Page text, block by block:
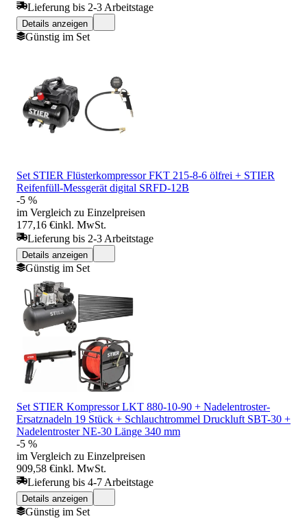
Lieferung bis 2-3 Arbeitstage
Details anzeigen
Günstig im Set
Set STIER Flüsterkompressor FKT 215-8-6 ölfrei + STIER
Reifenfüll-Messgerät digital SRFD-12B
-5 %
im Vergleich zu Einzelpreisen
177,16 €inkl. MwSt.
Lieferung bis 2-3 Arbeitstage
Details anzeigen
Günstig im Set
Set STIER Kompressor LKT 880-10-90 + Nadelentroster-
Ersatznadeln 19 Stück + Schlauchtrommel Druckluft SBT-30 +
Nadelentroster NE-30 Länge 340 mm
-5 %
im Vergleich zu Einzelpreisen
909,58 €inkl. MwSt.
Lieferung bis 4-7 Arbeitstage
Details anzeigen
Günstig im Set